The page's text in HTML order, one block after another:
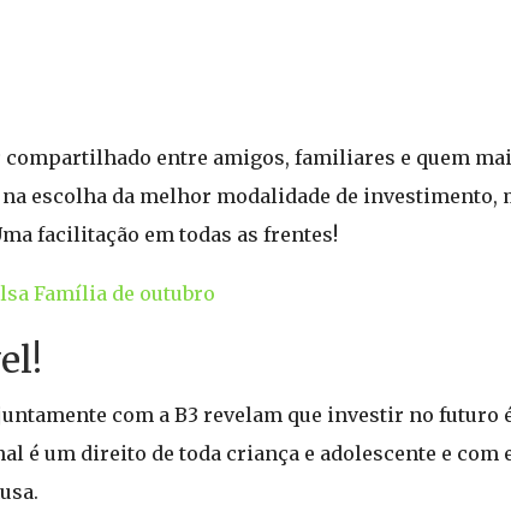
entre amigos, familiares e quem
escolha da melhor modalidade de investimento,
facilitação em todas as frentes!
Família de outubro
com a B3 revelam que investir no futuro
é um direito de toda criança e adolescente e